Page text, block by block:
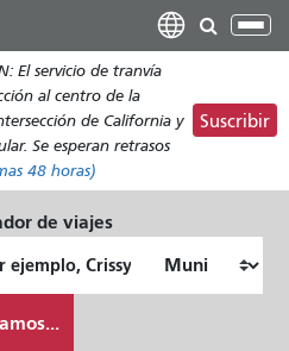
contenido
principal
El servicio de tranvía
al centro de la
de California y
Se esperan retrasos
48 horas)
Suscribir
de viajes
quiero